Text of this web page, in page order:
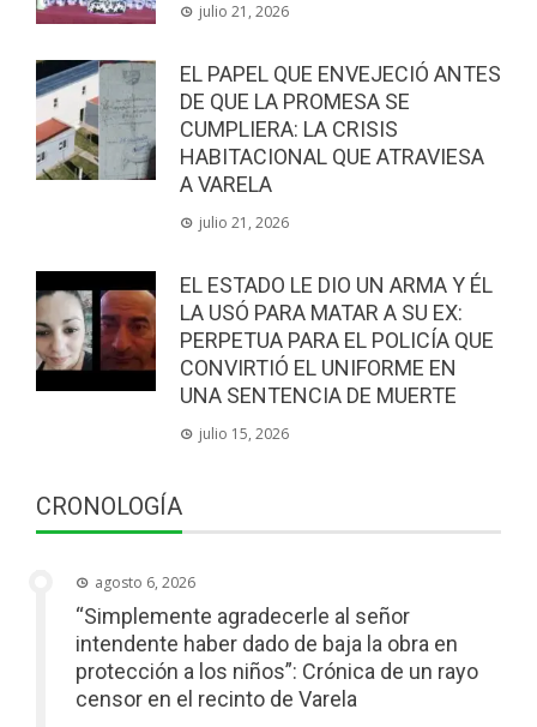
julio 21, 2026
EL PAPEL QUE ENVEJECIÓ ANTES
DE QUE LA PROMESA SE
CUMPLIERA: LA CRISIS
HABITACIONAL QUE ATRAVIESA
A VARELA
julio 21, 2026
EL ESTADO LE DIO UN ARMA Y ÉL
LA USÓ PARA MATAR A SU EX:
PERPETUA PARA EL POLICÍA QUE
CONVIRTIÓ EL UNIFORME EN
UNA SENTENCIA DE MUERTE
julio 15, 2026
CRONOLOGÍA
agosto 6, 2026
“Simplemente agradecerle al señor
intendente haber dado de baja la obra en
protección a los niños”: Crónica de un rayo
censor en el recinto de Varela